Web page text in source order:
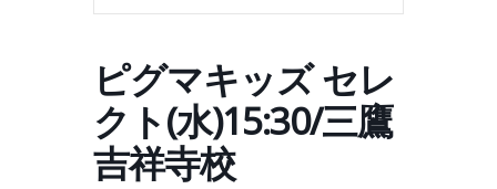
ピグマキッズ セレ
クト(水)15:30/三鷹
吉祥寺校